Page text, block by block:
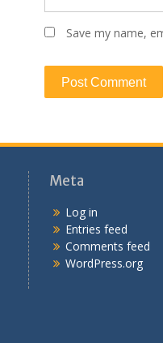
Save my name,
Meta
Log in
Entries feed
Comments feed
WordPress.org